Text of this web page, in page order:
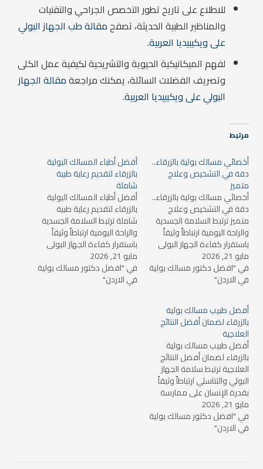
للاطلاع على تاريخ تطور التخصص الجراحي والتقنيات
والمناظير الطبية الحديثة، تصفحمقالة طب الجهاز البولي
على ويكيبيديا العربية.
لفهم الميكانيكية الحيوية والتشريحية لكيفية عمل الكلى
وتصريف الفضلات السائلة، يمكنك مراجعةمقالة الجهاز
البولي على ويكيبيديا العربية.
مرتبط
أخصائي مسالك بولية بالزرقاء..
دقة في التشخيص وعلاج
متميز
أخصائي مسالك بولية بالزرقاء..
دقة في التشخيص وعلاج
متميز ترتبط السلامة الجسدية
والراحة اليومية ارتباطاً وثيقاً
باستقرار كفاءة الجهاز البولي
والتناسلي؛ إذ تشكل اضطرابات
الكلى، وتشكل الحصى،
وأمراض البروستاتا، وتحديات
مشكلات صحية شائعة تتطلب
دقة متناهية في التشخيص
وتدخلاً علاجياً متطوراً. إن
التهاون في التعامل مع
الأعراض…
مايو 21, 2026
في "افضل دكتور مسالك بولية
في الاردن"
أفضل أطباء المسالك البولية
بالزرقاء لتقديم رعاية طبية
شاملة
أفضل أطباء المسالك البولية
بالزرقاء لتقديم رعاية طبية
شاملة ترتبط السلامة الجسدية
والراحة اليومية ارتباطاً وثيقاً
باستقرار كفاءة الجهاز البولي
والتناسلي؛ إذ تشكل اضطرابات
الكلى، وتشكل الحصى،
وأمراض البروستاتا، وتحديات
مايو 21, 2026
في "افضل دكتور مسالك بولية
في الاردن"
أفضل طبيب مسالك بولية
بالزرقاء لضمان أفضل النتائج
العلاجية
أفضل طبيب مسالك بولية
بالزرقاء لضمان أفضل النتائج
العلاجية ترتبط سلامة الجهاز
البولي والتناسلي ارتباطاً وثيقاً
بقدرة الإنسان على ممارسة
حياته اليومية بحيوية ونشاط؛ إذ
تشكل اضطرابات الكلى،
والحصى، وتضخم البروستاتا،
مايو 21, 2026
في "افضل دكتور مسالك بولية
في الاردن"